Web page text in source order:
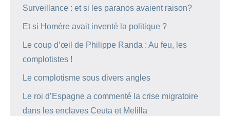
Surveillance : et si les paranos avaient raison?
Et si Homère avait inventé la politique ?
Le coup d’œil de Philippe Randa : Au feu, les
complotistes !
Le complotisme sous divers angles
Le roi d’Espagne a commenté la crise migratoire
dans les enclaves Ceuta et Melilla